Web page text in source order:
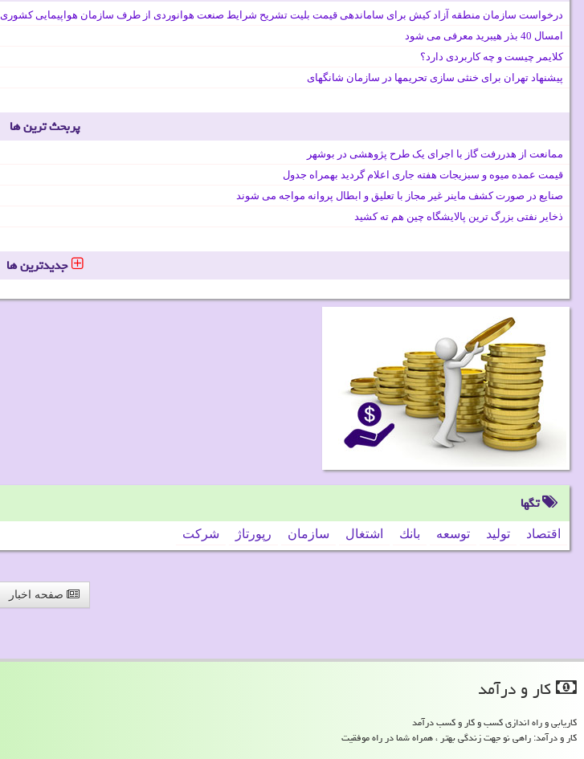
درخواست سازمان منطقه آزاد کیش برای ساماندهی قیمت بلیت تشریح شرایط صنعت هوانوردی از طرف سازمان هواپیمایی کشوری
امسال 40 بذر هیبرید معرفی می شود
کلایمر چیست و چه کاربردی دارد؟
پیشنهاد تهران برای خنثی سازی تحریمها در سازمان شانگهای
پربحث ترین ها
ممانعت از هدررفت گاز با اجرای یک طرح پژوهشی در بوشهر
قیمت عمده میوه و سبزیجات هفته جاری اعلام گردید بهمراه جدول
صنایع در صورت کشف ماینر غیر مجاز با تعلیق و ابطال پروانه مواجه می شوند
ذخایر نفتی بزرگ ترین پالایشگاه چین هم ته کشید
جدیدترین ها
تگها
اقتصاد تولید توسعه بانك اشتغال سازمان رپورتاژ شركت
صفحه اخبار
كار و درآمد
کاریابی و راه اندازی کسب و کار و کسب درآمد
کار و درآمد: راهی نو جهت زندگی بهتر ، همراه شما در راه موفقیت